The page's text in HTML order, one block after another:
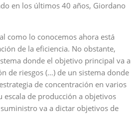
en los últimos 40 años, Giordano
como lo conocemos ahora está
de la eficiencia. No obstante,
donde el objetivo principal va a
de riesgos (…) de un sistema donde
de concentración en varios
escala de producción a objetivos
va a dictar objetivos de